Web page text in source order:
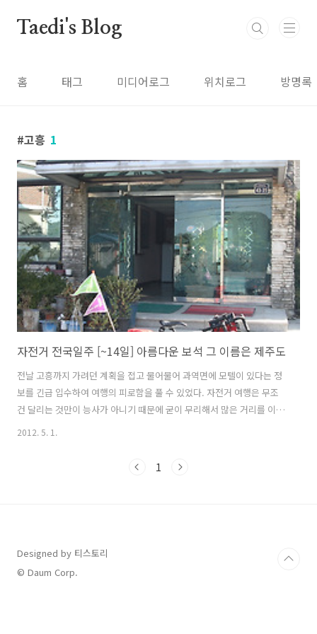
Taedi's Blog
홈 태그 미디어로그 위치로그 방명록
고흥 1
자전거 전국일주 [~14일] 아름다운 보석 그 이름은 제주도
전날 고흥까지 가려던 계획을 접고 물어물어 과역면에 모텔이 있다는 정
보를 긴급 입수하여 여행의 피로함을 풀 수 있었다. 자전거 여행은 무조
건 달리는 것만이 능사가 아니기 때문에 굳이 무리해서 많은 거리를 이동
할 필요가 없거니와 여행의 즐거움을 맛보지 못하면서 나 스스로 피곤함
천히 즐기면서 갈 수 있 을 것 같다. 어제 점심이후 식사다운 식사를 하지
2012. 5. 1.
1
Designed by 티스토리
© Daum Corp.